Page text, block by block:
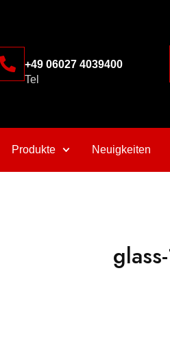
+49 06027 4039400
Tel
Produkte Neuigkeiten